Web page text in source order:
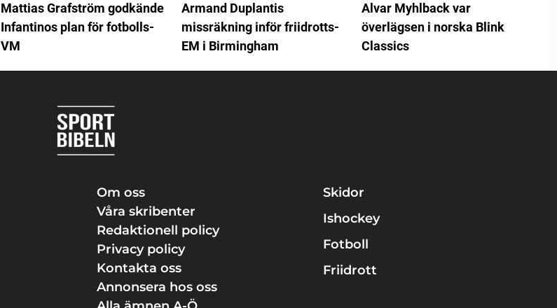
Mattias Grafström godkände
Infantinos plan för fotbolls-
VM
Armand Duplantis
missräkning inför friidrotts-
EM i Birmingham
Alvar Myhlback var
överlägsen i norska Blink
Classics
Om oss
Våra skribenter
Redaktionell policy
Privacy policy
Kontakta oss
Annonsera hos oss
Skidor
Ishockey
Fotboll
Friidrott